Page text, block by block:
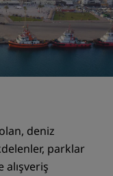
deniz
parklar
alışveriş